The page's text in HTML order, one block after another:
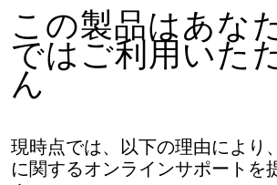
この製品はあな
ではご利用いた
ん
現時点では、以下の理由により
に関するオンラインサポートを